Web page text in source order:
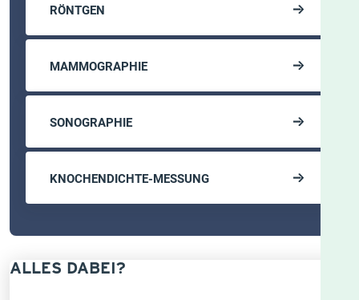
RÖNTGEN
MAMMOGRAPHIE
SONOGRAPHIE
KNOCHENDICHTE-MESSUNG
ALLES DABEI?